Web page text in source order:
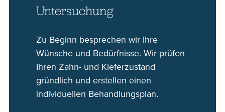
Untersuchung
Zu Beginn besprechen wir Ihre
Wünsche und Bedürfnisse. Wir prüfen
Ihren Zahn- und Kieferzustand
gründlich und erstellen einen
individuellen Behandlungsplan.